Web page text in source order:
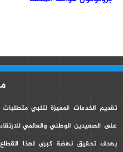
تقديم الخدمات المميزة لتلبي
على الصعيدين الوطني والعالمي
بهدف تحقيق نهضة كبرى لهذا